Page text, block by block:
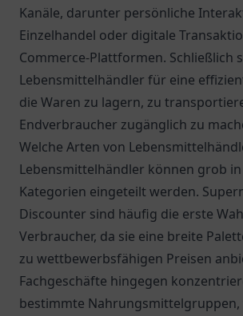
Kanäle, darunter persönliche
Einzelhandel oder digitale
Commerce-Plattformen. Schließlich
Lebensmittelhändler für eine
die Waren zu lagern, zu
Endverbraucher zugänglich zu
Welche Arten von
Lebensmittelhändler können grob
Kategorien eingeteilt werden.
Discounter sind häufig die erste
Verbraucher, da sie eine breite
zu wettbewerbsfähigen Preisen
Fachgeschäfte hingegen
bestimmte Nahrungsmittelgruppen,